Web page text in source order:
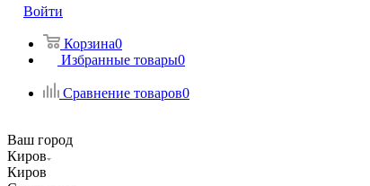
Войти
Корзина0
Избранные товары0
Сравнение товаров0
Ваш город
Киров
Киров